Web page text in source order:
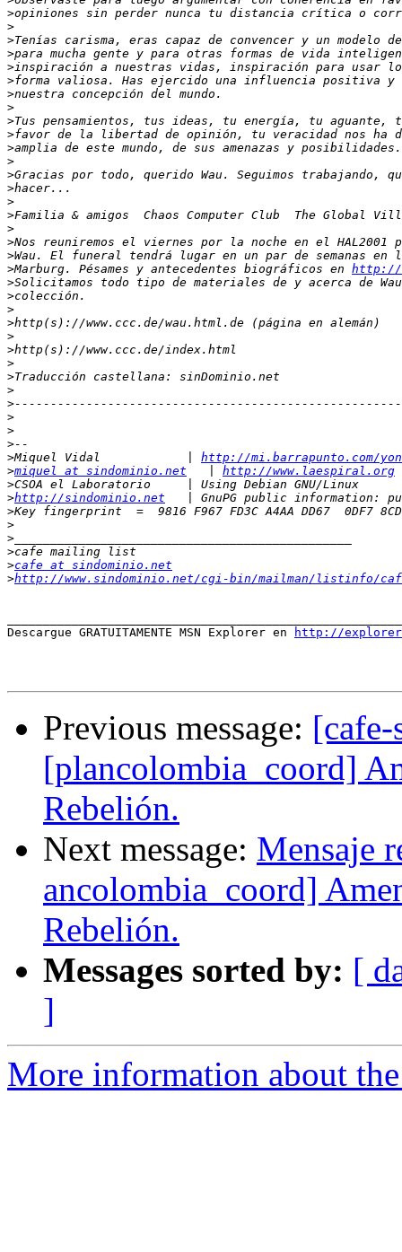
>
>
>
>
>
>
>
>
>
>
>
>
>
>
>
>
>
>
>
>Marburg. Pésames y antecedentes biográficos en http://
>
>
>
>
>
>
>
>
>
>
>
>
>
>Miquel Vidal            | http://mi.barrapunto.com/
>miquel at sindominio.net
http://www.laespiral.org
>
>http://sindominio.net
>
>
>
>
>cafe at sindominio.net
>http://www.sindominio.net/cgi-bin/mailman/listinfo/
Descargue GRATUITAMENTE MSN Explorer en
http://
Previous message:
[plancolombia_coord]
Rebelión.
Next message: Mensaje
ancolombia_coord]
Rebelión.
Messages sorted by: [
]
More information about